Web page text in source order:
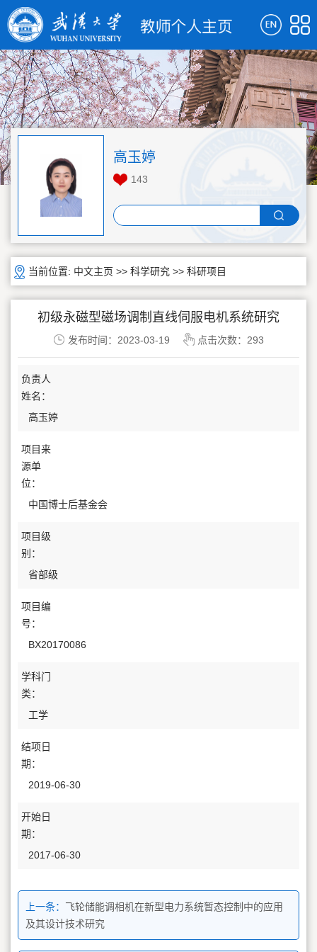
高玉婷
143
当前位置: 中文主页 >> 科学研究 >> 科研项目
初级永磁型磁场调制直线伺服电机系统研究
发布时间：2023-03-19 点击次数： 293
负责人
姓名：
高玉婷
项目来
源单
位：
中国博士后基金会
项目级
别：
省部级
项目编
号：
BX20170086
学科门
类：
工学
结项日
期：
2019-06-30
开始日
期：
2017-06-30
上一条： 飞轮储能调相机在新型电力系统暂态控制中的应用
及其设计技术研究